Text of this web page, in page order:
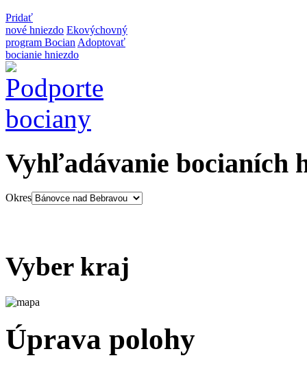
Pridať
nové hniezdo Ekovýchovný
program Bocian Adoptovať
bocianie hniezdo
Vyhľadávanie bocianích
Okres
Vyber kraj
Úprava polohy